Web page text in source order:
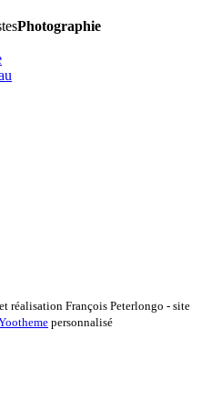
Photographie
réalisation François Peterlongo - site
personnalisé